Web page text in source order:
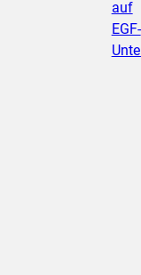
auf
EGF-